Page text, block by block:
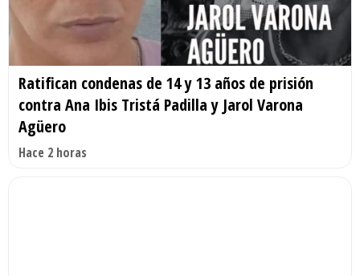
Ratifican condenas de 14 y 13 años de prisión
contra Ana Ibis Tristá Padilla y Jarol Varona
Agüero
Hace 2 horas